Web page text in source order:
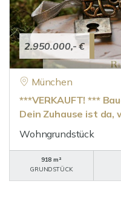
2.950.000,- €
München
***VERKAUFT! ***
Dein Zuhause ist da,
Wohngrundstück
918 m²
GRUNDSTÜCK